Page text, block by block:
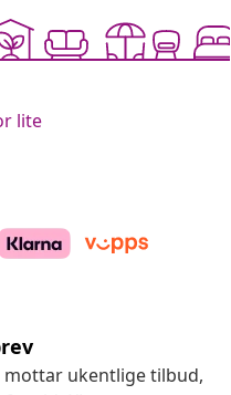
lite
mottar ukentlige tilbud,